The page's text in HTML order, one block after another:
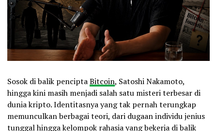
Sosok di balik penciptaBitcoin, Satoshi Nakamoto,
hingga kini masih menjadi salah satu misteri terbesar di
dunia kripto. Identitasnya yang tak pernah terungkap
memunculkan berbagai teori, dari dugaan individu jenius
tunggal hingga kelompok rahasia yang bekerja di balik